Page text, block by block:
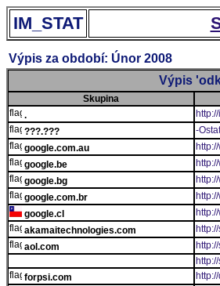
IM_STAT
Výpis za období: Únor 2008
Výpis
Skupina
.
???.???
-
google.com.au
google.be
google.bg
google.com.br
google.cl
akamaitechnologies.com
aol.com
forpsi.com